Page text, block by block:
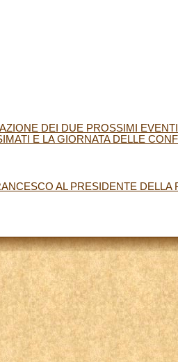
DEI DUE PROSSIMI
E LA GIORNATA DELLE
AL PRESIDENTE DELLA